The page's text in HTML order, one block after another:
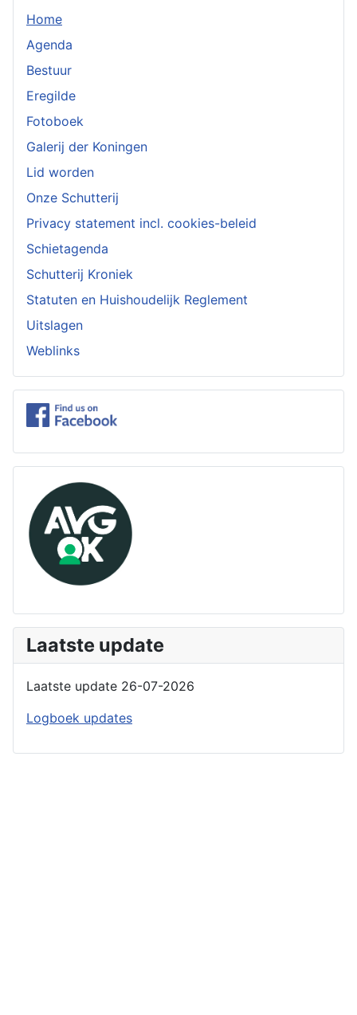
Home
Agenda
Bestuur
Eregilde
Fotoboek
Galerij der Koningen
Lid worden
Onze Schutterij
Privacy statement incl. cookies-beleid
Schietagenda
Schutterij Kroniek
Statuten en Huishoudelijk Reglement
Uitslagen
Weblinks
Laatste update
Laatste update 26-07-2026
Logboek updates